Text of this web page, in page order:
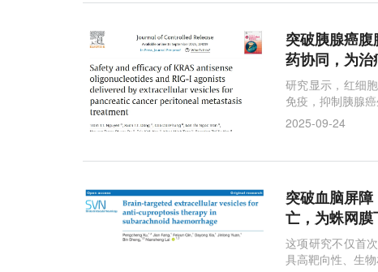
突破胰腺癌
药协同，为
研究显示，红细
免疫，抑制胰腺
2025-09-24
突破血脑屏
亡，为蛛网
这项研究不仅首
具高靶向性、生物